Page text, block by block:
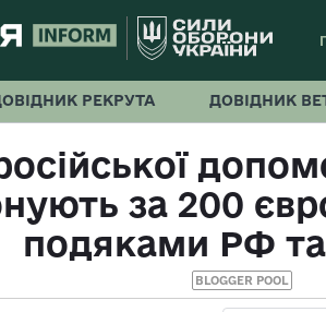
РЕКРУТА ДОВІДНИК
за 200
подяками РФ та
BLOGGER POOL